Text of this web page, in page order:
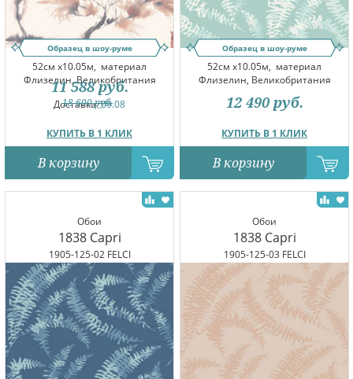
Образец в шоу-руме
52см x10.05м, материал
Флизелин, Великобритания
Доставка:09.08
КУПИТЬ В 1 КЛИК
18 690руб.
11 588 руб.
В корзину
Образец в шоу-руме
52см x10.05м, материал
Флизелин, Великобритания
КУПИТЬ В 1 КЛИК
12 490 руб.
В корзину
Обои
1838 Capri
1905-125-02 FELCI
Обои
1838 Capri
1905-125-03 FELCI